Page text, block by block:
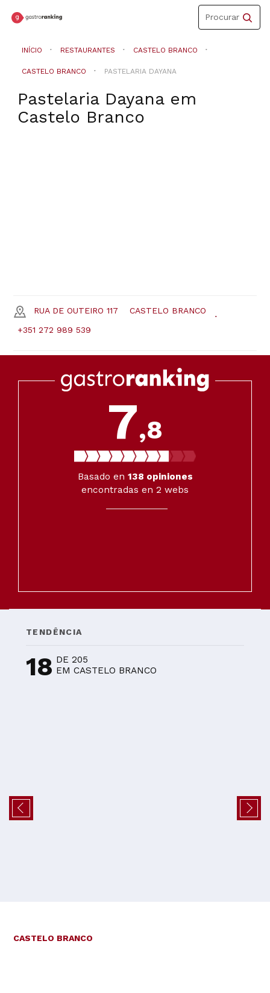
Toggle
navigation
Procurar
INÍCIO RESTAURANTES CASTELO BRANCO
CASTELO BRANCO PASTELARIA DAYANA
Pastelaria Dayanaem
Castelo Branco
RUA DE OUTEIRO 117 CASTELO BRANCO
+351 272 989 539
7,8
Basado en 138 opiniones
encontradas en 2 webs
TENDÊNCIA
18 DE 205
EM CASTELO BRANCO
CASTELO BRANCO